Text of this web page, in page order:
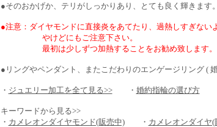
●そのおかげか、テリがしっかりあり、とても良く輝きます。
●注意：ダイヤモンドに直接炎をあてたり、過熱しすぎない
やけどにもご注意下さい。
最初は少しずつ加熱することをお勧め致します。
●リングやペンダント、またこだわりのエンゲージリング (
・ ジュエリー加工を全て見る>>・ 婚約指輪の選び方
キーワードから見る>>
・ カメレオンダイヤモンド(販売中)・ カメレオンダイヤ(